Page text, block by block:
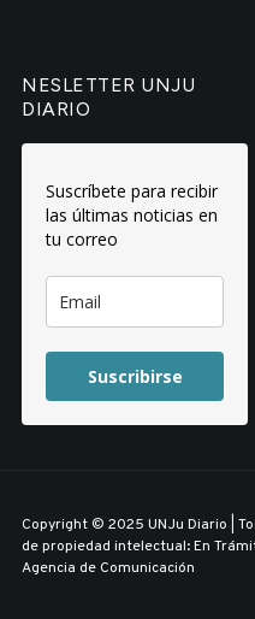
NESLETTER UNJU
DIARIO
Suscríbete para recibir
las últimas noticias en
tu correo
Suscribirse
Copyright © 2025 UNJu Diario |
de propiedad intelectual: En
Agencia de Comunicación